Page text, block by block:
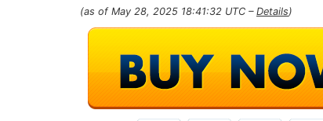
(as of May 28, 2025 18:41:32 UTC – Details)